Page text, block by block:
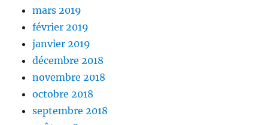
mars 2019
février 2019
janvier 2019
décembre 2018
novembre 2018
octobre 2018
septembre 2018